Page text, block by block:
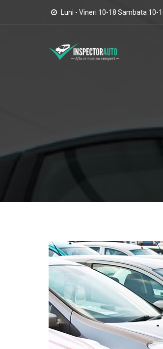
Luni - Vineri 10-18 Sambata 10-